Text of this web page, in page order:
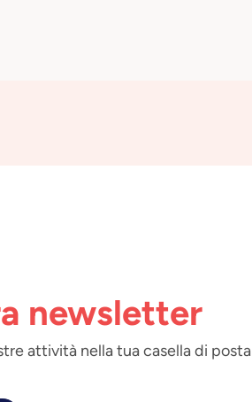
newsletter
attività nella tua casella di posta